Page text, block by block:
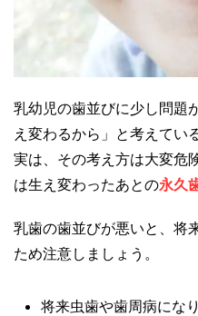
乳幼児の歯並びに少し問題
え変わるから」と考えてい
実は、その考え方は大変危
は生え変わったあとの永久
乳歯の歯並びが悪いと、将
ため注意しましょう。
将来虫歯や歯周病にな